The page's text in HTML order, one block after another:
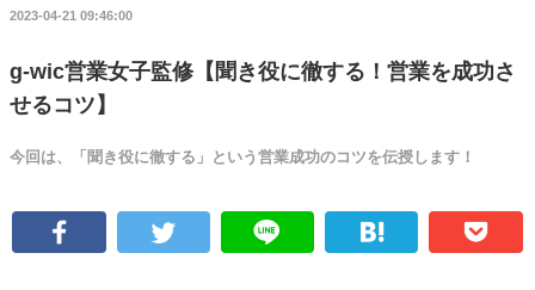
2023-04-21 09:46:00
g-wic営業女子監修【聞き役に徹する！営業を成功さ
せるコツ】
今回は、「聞き役に徹する」という営業成功のコツを伝授します！